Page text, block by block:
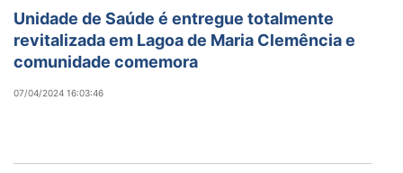
Unidade de Saúde é entregue totalmente
revitalizada em Lagoa de Maria Clemência e
comunidade comemora
07/04/2024 16:03:46